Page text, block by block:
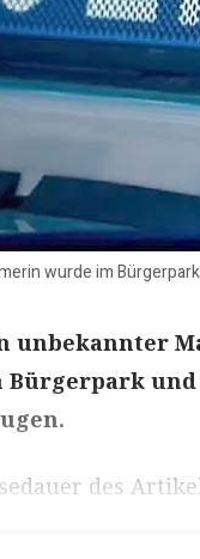
wurde im
unbekannter
Bürgerpark und
des